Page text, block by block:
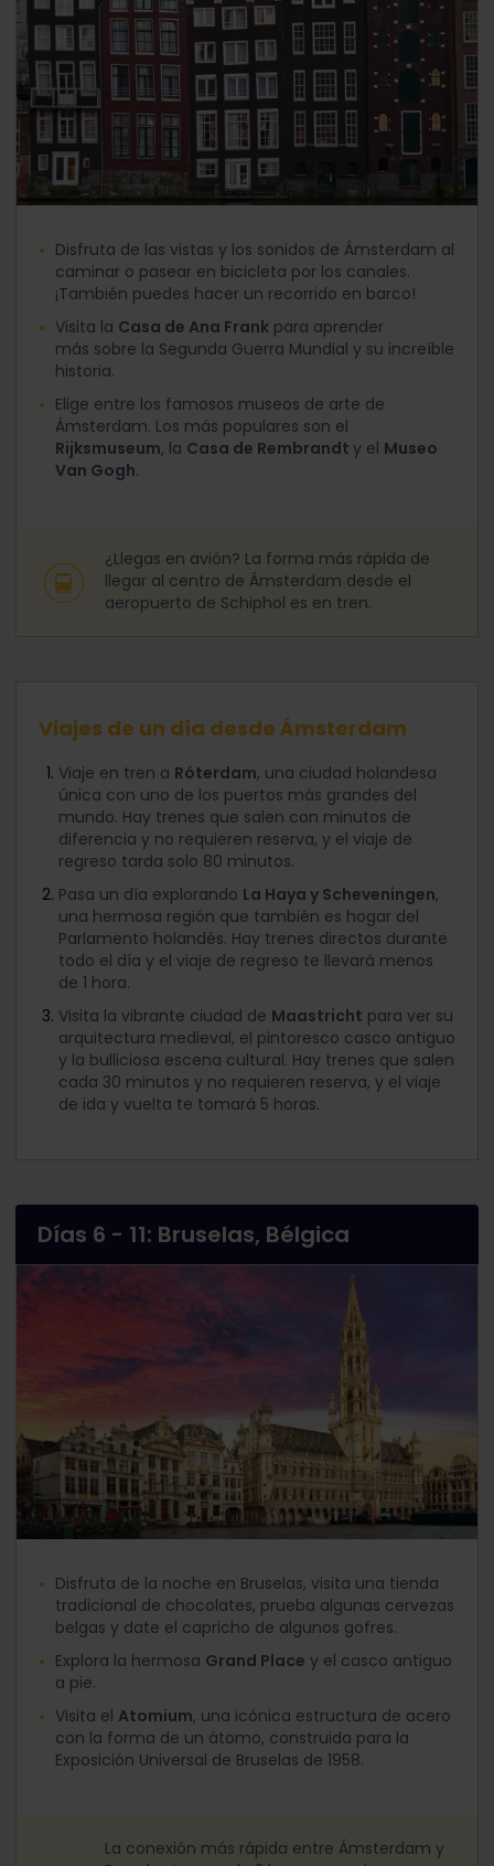
Disfruta de las vistas y los sonidos de Ámsterdam al
caminar o pasear en bicicleta por los canales.
¡También puedes hacer un recorrido en barco!
Visita la Casa de Ana Frank para aprender
más sobre la Segunda Guerra Mundial y su increíble
historia.
Elige entre los famosos museos de arte de
Ámsterdam. Los más populares son el
Rijksmuseum, la Casa de Rembrandt y el Museo
Van Gogh.
¿Llegas en avión? La forma más rápida de
llegar al centro de Ámsterdam desde el
aeropuerto de Schiphol es en tren.
Viajes de un día desde Ámsterdam
Viaje en tren a Róterdam, una ciudad holandesa
única con uno de los puertos más grandes del
mundo. Hay trenes que salen con minutos de
diferencia y no requieren reserva, y el viaje de
regreso tarda solo 80 minutos.
Pasa un día explorando La Haya y Scheveningen,
una hermosa región que también es hogar del
Parlamento holandés. Hay trenes directos durante
todo el día y el viaje de regreso te llevará menos
de 1 hora.
Visita la vibrante ciudad de Maastricht para ver su
arquitectura medieval, el pintoresco casco antiguo
y la bulliciosa escena cultural. Hay trenes que salen
cada 30 minutos y no requieren reserva, y el viaje
de ida y vuelta te tomará 5 horas.
Días 6 - 11: Bruselas, Bélgica
Disfruta de la noche en Bruselas, visita una tienda
tradicional de chocolates, prueba algunas cervezas
belgas y date el capricho de algunos gofres.
Explora la hermosa Grand Place y el casco antiguo
a pie.
Visita el Atomium, una icónica estructura de acero
con la forma de un átomo, construida para la
Exposición Universal de Bruselas de 1958.
La conexión más rápida entre Ámsterdam y